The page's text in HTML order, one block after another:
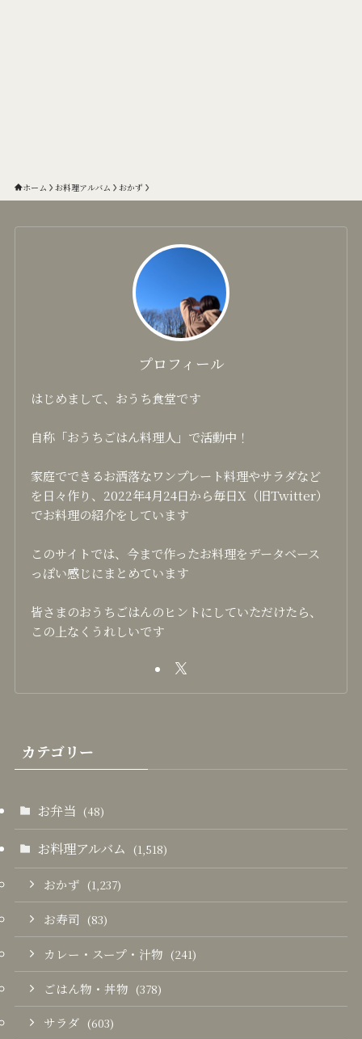
ホーム お料理アルバム おかず
プロフィール
はじめまして、おうち食堂です
自称「おうちごはん料理人」で活動中！
家庭でできるお洒落なワンプレート料理やサラダなど
を日々作り、2022年4月24日から毎日X（旧Twitter）
でお料理の紹介をしています
このサイトでは、今まで作ったお料理をデータベース
っぽい感じにまとめています
皆さまのおうちごはんのヒントにしていただけたら、
この上なくうれしいです
カテゴリー
お弁当 (48)
お料理アルバム (1,518)
おかず (1,237)
お寿司 (83)
カレー・スープ・汁物 (241)
ごはん物・丼物 (378)
サラダ (603)